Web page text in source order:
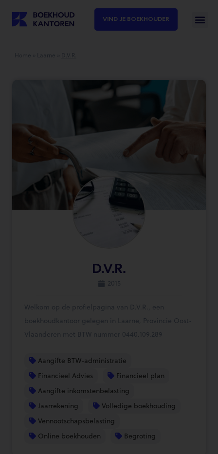
VIND JE BOEKHOUDER
D.V.R.
2015
Welkom op de profielpagina van D.V.R., een
boekhoudkantoor gelegen in Laarne, Provincie Oost-
Vlaanderen met BTW nummer 0440.109.289
Aangifte BTW-administratie
Financieel Advies
Financieel plan
Aangifte inkomstenbelasting
Jaarrekening
Volledige boekhouding
Vennootschapsbelasting
Online boekhouden
Begroting